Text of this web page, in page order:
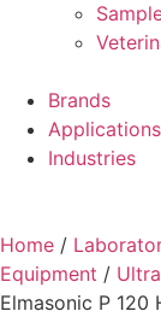
Brands
Applications
Industries
Home /
Equipment /
Elmasonic P 120